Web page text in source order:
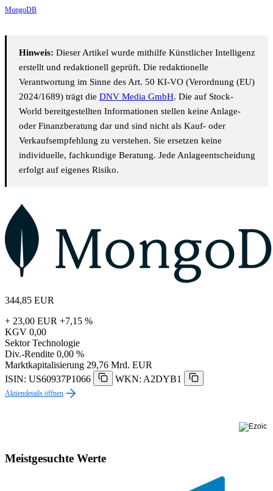
MongoDB
Hinweis: Dieser Artikel wurde mithilfe Künstlicher Intelligenz
erstellt und redaktionell geprüft. Die redaktionelle
Verantwortung im Sinne des Art. 50 KI-VO (Verordnung (EU)
2024/1689) trägt die DNV Media GmbH. Die auf Stock-
World bereitgestellten Informationen stellen keine Anlage-
oder Finanzberatung dar und sind nicht als Kauf- oder
Verkaufsempfehlung zu verstehen. Sie ersetzen keine
individuelle, fachkundige Beratung. Jede Anlageentscheidung
erfolgt auf eigenes Risiko.
344,85 EUR
+ 23,00 EUR +7,15 %
KGV 0,00
Sektor Technologie
Div.-Rendite 0,00 %
Marktkapitalisierung 29,76 Mrd. EUR
ISIN: US60937P1066
WKN: A2DYB1
Aktiendetails öffnen
Meistgesuchte Werte